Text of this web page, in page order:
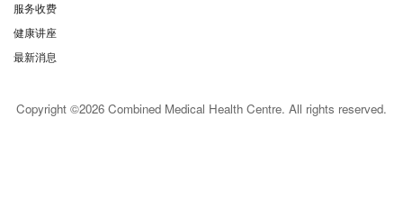
服务收费
健康讲座
最新消息
Copyright ©2026 Combined Medical Health Centre. All rights reserved.